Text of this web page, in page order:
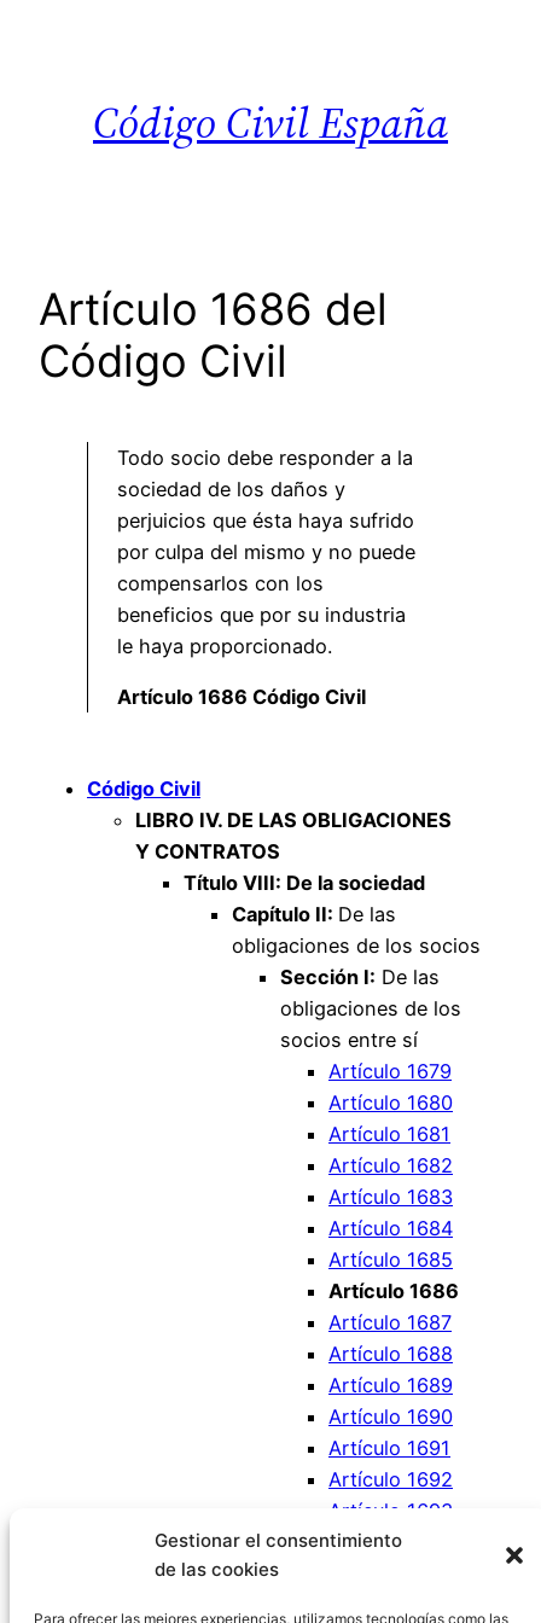
Gestionar el consentimiento
de las cookies
Para ofrecer las mejores experiencias, utilizamos tecnologías como las
Código Civil España
Artículo 1686 del
Código Civil
Todo socio debe responder a la
sociedad de los daños y
perjuicios que ésta haya sufrido
por culpa del mismo y no puede
compensarlos con los
beneficios que por su industria
le haya proporcionado.
Artículo 1686 Código Civil
Código Civil
LIBRO IV. DE LAS OBLIGACIONES
Y CONTRATOS
Título VIII: De la sociedad
Capítulo II: De las
obligaciones de los socios
Sección I: De las
obligaciones de los
socios entre sí
Artículo 1679
Artículo 1680
Artículo 1681
Artículo 1682
Artículo 1683
Artículo 1684
Artículo 1685
Artículo 1686
Artículo 1687
Artículo 1688
Artículo 1689
Artículo 1690
Artículo 1691
Artículo 1692
Artículo 1693
Artículo 1694